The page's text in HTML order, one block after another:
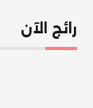
رائج الآن